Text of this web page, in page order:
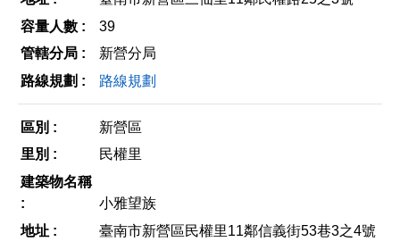
39
新營分局
路線規劃
新營區
民權里
小雅望族
臺南市新營區民權里11鄰信義街53巷3之4號